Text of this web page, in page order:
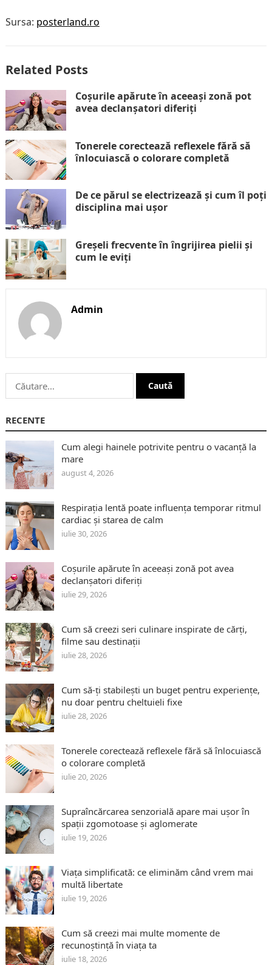
Sursa: posterland.ro
Related Posts
Coșurile apărute în aceeași zonă pot
avea declanșatori diferiți
Tonerele corectează reflexele fără să
înlocuiască o colorare completă
De ce părul se electrizează și cum îl poți
disciplina mai ușor
Greșeli frecvente în îngrijirea pielii și
cum le eviți
Admin
Caută
după:
RECENTE
Cum alegi hainele potrivite pentru o vacanță la
mare
august 4, 2026
Respirația lentă poate influența temporar ritmul
cardiac și starea de calm
iulie 30, 2026
Coșurile apărute în aceeași zonă pot avea
declanșatori diferiți
iulie 29, 2026
Cum să creezi seri culinare inspirate de cărți,
filme sau destinații
iulie 28, 2026
Cum să-ți stabilești un buget pentru experiențe,
nu doar pentru cheltuieli fixe
iulie 28, 2026
Tonerele corectează reflexele fără să înlocuiască
o colorare completă
iulie 20, 2026
Supraîncărcarea senzorială apare mai ușor în
spații zgomotoase și aglomerate
iulie 19, 2026
Viața simplificată: ce eliminăm când vrem mai
multă libertate
iulie 19, 2026
Cum să creezi mai multe momente de
recunoștință în viața ta
iulie 18, 2026